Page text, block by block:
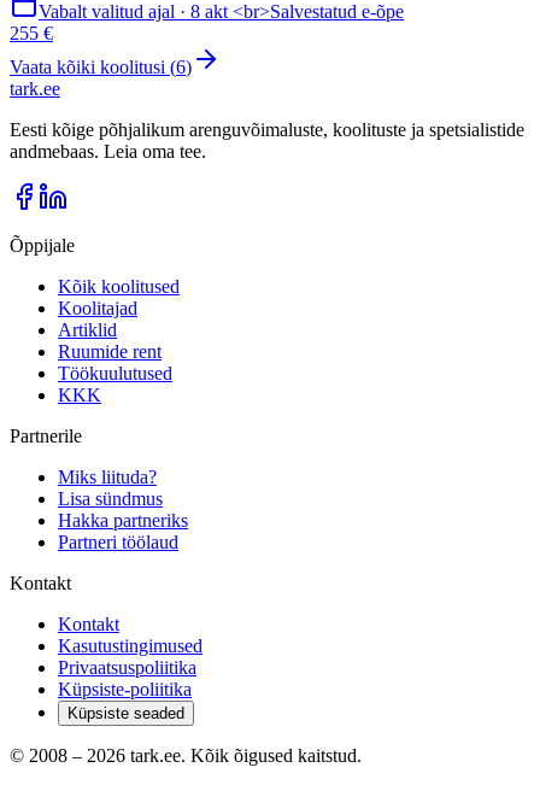
Vabalt valitud ajal · 8 akt <br>Salvestatud e-õpe
255 €
Vaata kõiki koolitusi (6)
tark.ee
Eesti kõige põhjalikum arenguvõimaluste, koolituste ja spetsialistide
andmebaas. Leia oma tee.
Õppijale
Kõik koolitused
Koolitajad
Artiklid
Ruumide rent
Töökuulutused
KKK
Partnerile
Miks liituda?
Lisa sündmus
Hakka partneriks
Partneri töölaud
Kontakt
Kontakt
Kasutustingimused
Privaatsuspoliitika
Küpsiste-poliitika
Küpsiste seaded
© 2008 – 2026 tark.ee. Kõik õigused kaitstud.